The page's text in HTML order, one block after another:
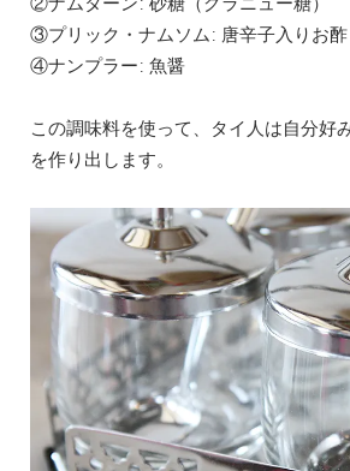
③プリック・ナムソム: 唐辛子入りお酢
④ナンプラー: 魚醤
この調味料を使って、タイ人は自分好
を作り出します。